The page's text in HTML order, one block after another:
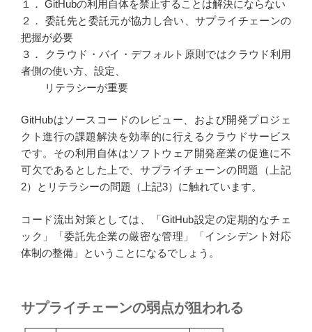
１． GitHubの利用自体を禁止することは解決にならない
２． 委託先と委託元が協力し合い、サプライチェーンの
把握が必要
３． クラウド・バイ・デフォルト原則ではクラウド利用
者側の使い方、設定、
リテラシーが重要
GitHubはソースコードのレビュー、および開発プロジェ
クト進行の課題解決を効率的に行えるクラウドサービス
です。その利用自体はソフトウェア開発産業の促進に不
可欠であるとした上で、サプライチェーンの問題（上記
2）とリテラシーの問題（上記3）に触れています。
コード流出対策としては、「GitHub設定の定期的なチェ
ック」「委託先企業の厳密な管理」「インシデント対応
体制の整備」ということになるでしょう。
サプライチェーンの弱点が狙われる